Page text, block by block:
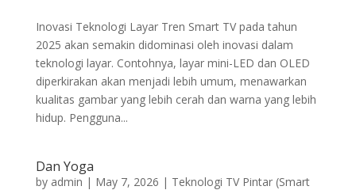
Inovasi Teknologi Layar Tren Smart TV pada tahun
2025 akan semakin didominasi oleh inovasi dalam
teknologi layar. Contohnya, layar mini-LED dan OLED
diperkirakan akan menjadi lebih umum, menawarkan
kualitas gambar yang lebih cerah dan warna yang lebih
hidup. Pengguna...
Dan Yoga
by admin | May 7, 2026 | Teknologi TV Pintar (Smart